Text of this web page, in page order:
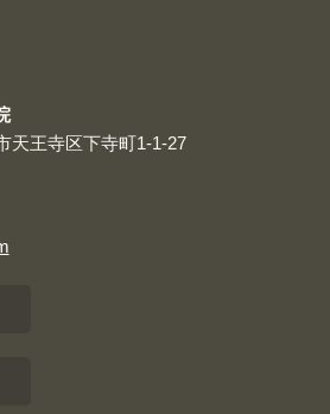
天王寺区下寺町1-1-27